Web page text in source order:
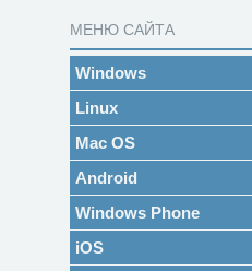
МЕНЮ САЙТА
Windows
Linux
Mac OS
Android
Windows Phone
iOS